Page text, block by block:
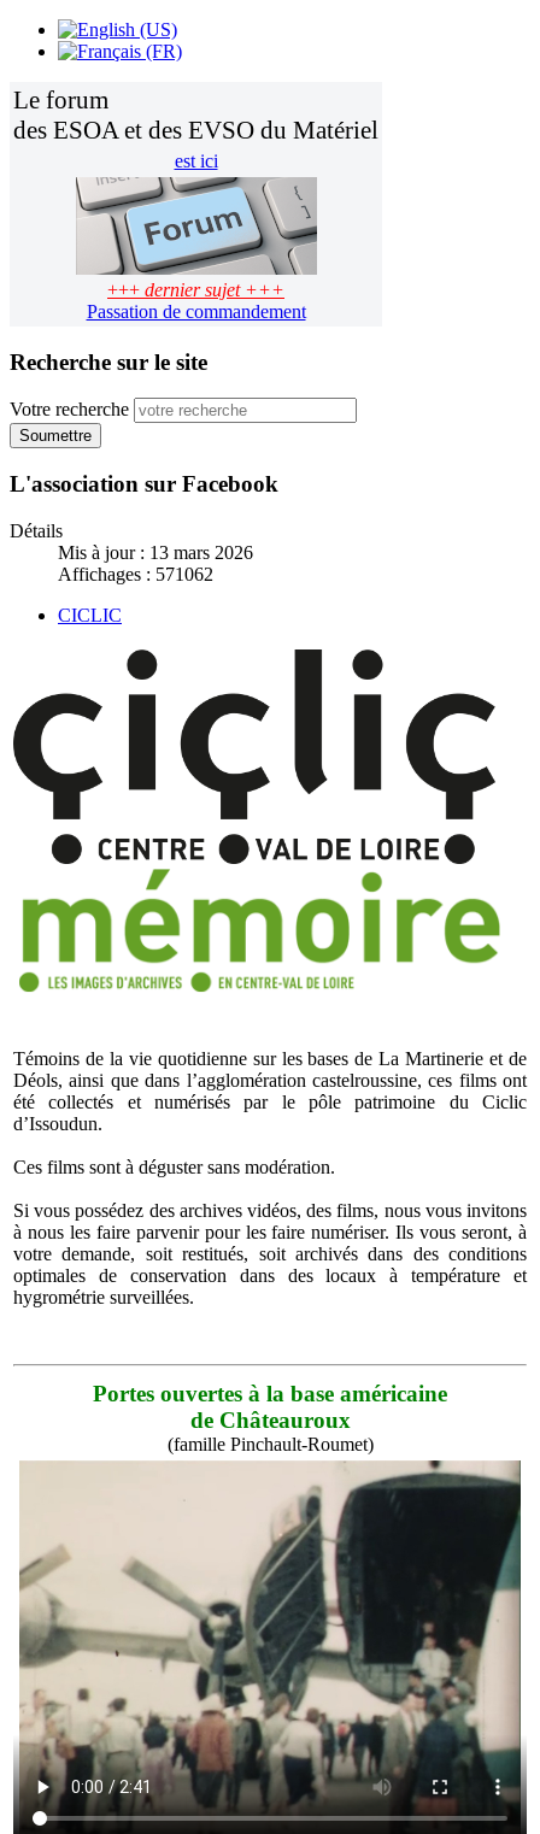
Le forum
des ESOA et des EVSO du Matériel
est ici
+++ dernier sujet +++
Passation de commandement
Recherche sur le site
Votre recherche
Soumettre
L'association sur Facebook
Détails
Mis à jour : 13 mars 2026
Affichages : 571062
CICLIC
Témoins de la vie quotidienne sur les bases de La Martinerie et de
Déols, ainsi que dans l’agglomération castelroussine, ces films ont
été collectés et numérisés par le pôle patrimoine du Ciclic
d’Issoudun.
Ces films sont à déguster sans modération.
Si vous possédez des archives vidéos, des films, nous vous invitons
à nous les faire parvenir pour les faire numériser. Ils vous seront, à
votre demande, soit restitués, soit archivés dans des conditions
optimales de conservation dans des locaux à température et
hygrométrie surveillées.
Portes ouvertes à la base américaine
de Châteauroux
(famille Pinchault-Roumet)